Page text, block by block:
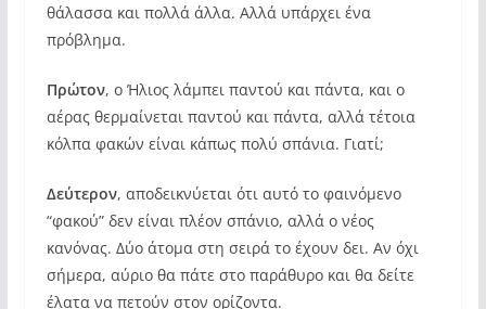
θάλασσα και πολλά άλλα. Αλλά υπάρχει ένα
πρόβλημα.
Πρώτον, ο Ήλιος λάμπει παντού και πάντα, και ο
αέρας θερμαίνεται παντού και πάντα, αλλά τέτοια
κόλπα φακών είναι κάπως πολύ σπάνια. Γιατί;
Δεύτερον, αποδεικνύεται ότι αυτό το φαινόμενο
“φακού” δεν είναι πλέον σπάνιο, αλλά ο νέος
κανόνας. Δύο άτομα στη σειρά το έχουν δει. Αν όχι
σήμερα, αύριο θα πάτε στο παράθυρο και θα δείτε
έλατα να πετούν στον ορίζοντα.